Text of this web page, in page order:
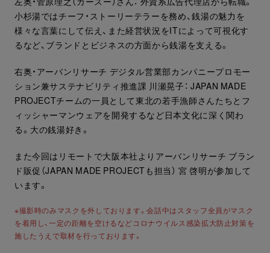
小杉湯ではチーフ・ストーリーテラーを務め、銭湯の魅力を
様々な言葉にして伝え、また経営状況をITによって可視化す
るなど、ブランドとビジネスの方面から銭湯を支える。
右奥・アーバンリサーチ デジタル営業部カンパニープロモー
ション兼サステナビリティ推進課 川瀬晃子： JAPAN MADE
PROJECTチームの一員として東北の若手漁師さんたちとフ
ィッシャーマンウェアを開発するなど日本文化に深く関わ
る。大の銭湯好き。
また今回はリモートで大阪本社よりアーバンリサーチ ブラン
ド販促（JAPAN MADE PROJECTも担当） 宮 啓明が参加して
います。
※撮影時のみマスクを外しております。会話中はスタッフ全員がマスク
を着用し、一定の距離を空けるなどコロナウイルス感染拡大防止対策を
施したうえで取材を行っております。